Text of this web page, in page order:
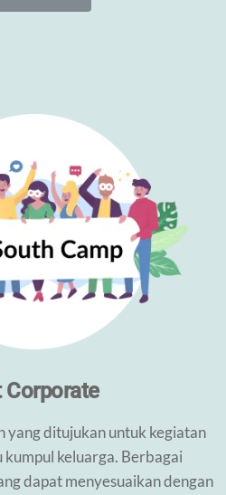
Corporate
yang ditujukan untuk kegiatan
keluarga. Berbagai
dapat menyesuaikan dengan